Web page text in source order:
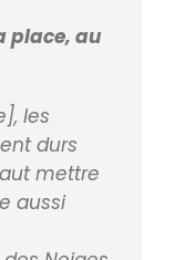
place, au
les
durs
mettre
aussi